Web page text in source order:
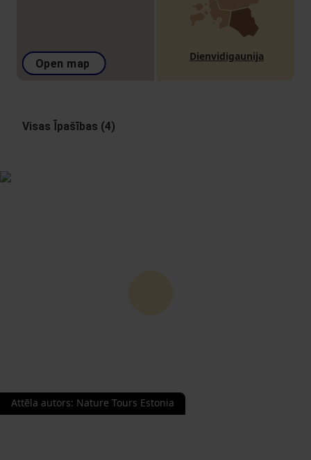
Open map
Dienvidigaunija
Visas Īpašības (4)
Attēla autors: Nature Tours Estonia